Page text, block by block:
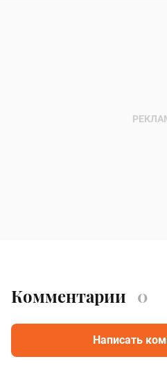
Комментарии 0
Написать